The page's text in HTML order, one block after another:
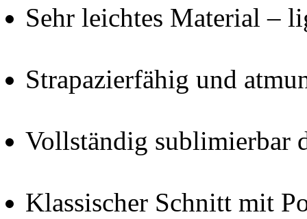
Sehr leichtes Material –
Strapazierfähig und
Vollständig sublimierbar
Klassischer Schnitt mit